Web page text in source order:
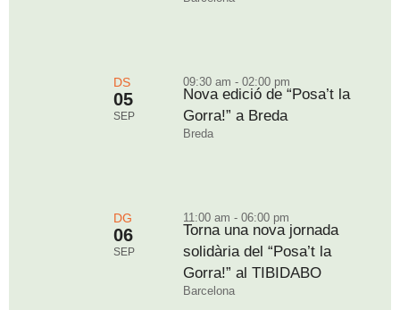
DS
05
SEP
09:30 am - 02:00 pm
Nova edició de “Posa’t la
Gorra!” a Breda
Breda
DG
06
SEP
11:00 am - 06:00 pm
Torna una nova jornada
solidària del “Posa’t la
Gorra!” al TIBIDABO
Barcelona